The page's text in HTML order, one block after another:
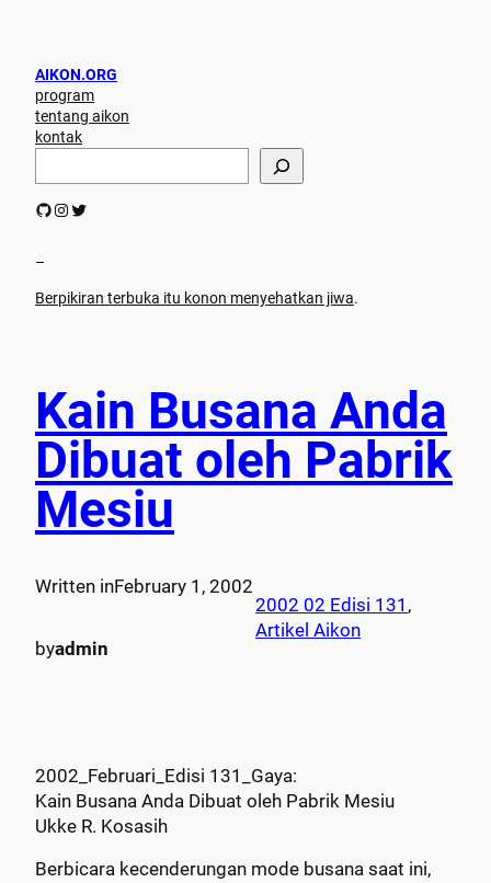
AIKON.ORG
program
tentang aikon
kontak
r
h
GitHub Instagram Twitter
–
Berpikiran terbuka itu konon menyehatkan jiwa.
Kain Busana Anda
Dibuat oleh Pabrik
Mesiu
Written inFebruary 1, 2002
byadmin
2002 02 Edisi 131
Artikel Aikon
2002_Februari_Edisi 131_Gaya:
Kain Busana Anda Dibuat oleh Pabrik Mesiu
Ukke R. Kosasih
Berbicara kecenderungan mode busana saat ini,